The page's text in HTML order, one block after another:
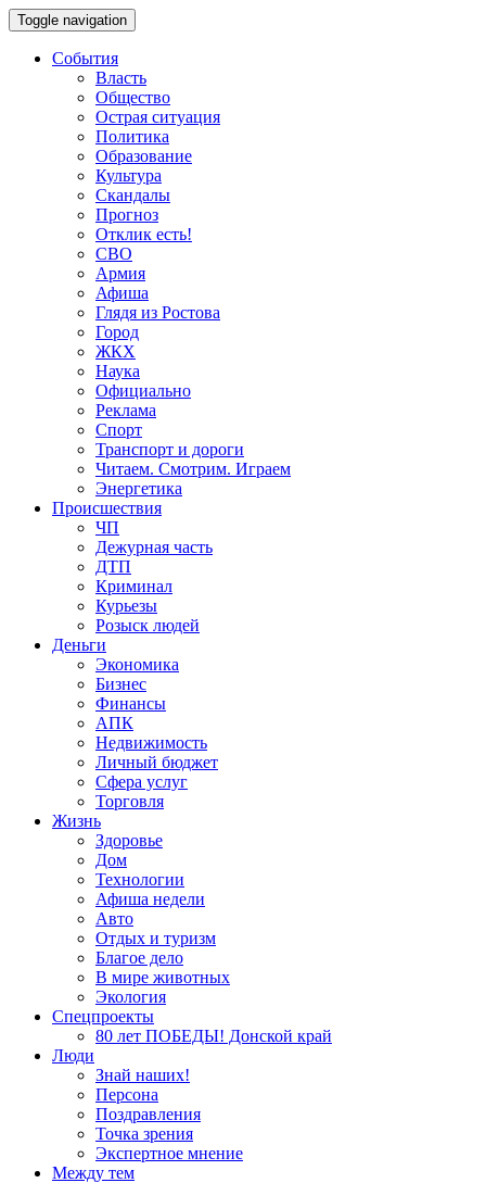
Toggle navigation
События
Власть
Общество
Острая ситуация
Политика
Образование
Культура
Скандалы
Прогноз
Отклик есть!
СВО
Армия
Афиша
Глядя из Ростова
Город
ЖКХ
Наука
Официально
Реклама
Спорт
Транспорт и дороги
Читаем. Смотрим. Играем
Энергетика
Происшествия
ЧП
Дежурная часть
ДТП
Криминал
Курьезы
Розыск людей
Деньги
Экономика
Бизнес
Финансы
АПК
Недвижимость
Личный бюджет
Сфера услуг
Торговля
Жизнь
Здоровье
Дом
Технологии
Афиша недели
Авто
Отдых и туризм
Благое дело
В мире животных
Экология
Спецпроекты
80 лет ПОБЕДЫ! Донской край
Люди
Знай наших!
Персона
Поздравления
Точка зрения
Экспертное мнение
Между тем